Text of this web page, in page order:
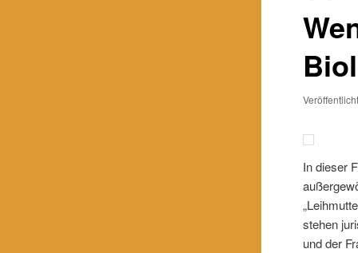
In dieser
stehen
und der